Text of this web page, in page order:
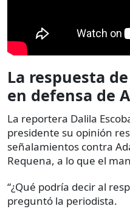
La respuesta
en defensa de
La reportera Dalila
presidente su opinión
señalamientos contra
Requena, a lo que el
“¿Qué podría decir al
preguntó la periodista.